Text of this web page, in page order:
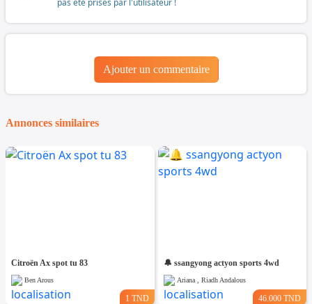
Ajouter un commentaire
Annonces similaires
Citroën Ax spot tu 83
Ben Arous
1 TND
🔔 ssangyong actyon sports 4wd
Ariana , Riadh Andalous
46.000 TND